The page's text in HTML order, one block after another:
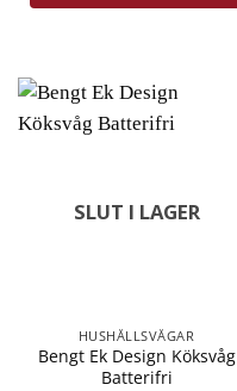
SLUT I LAGER
HUSHÅLLSVÅGAR
Bengt Ek Design Köksvåg
Batterifri